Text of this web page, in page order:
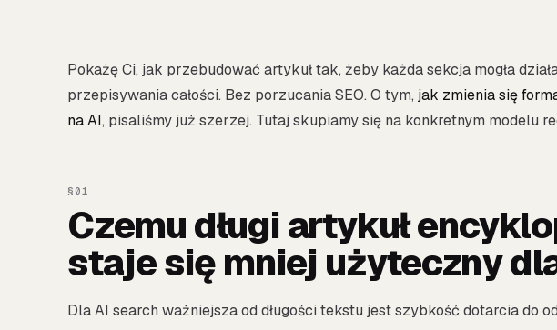
Pokażę Ci, jak przebudować artykuł tak, żeby każda sekcja mogła
przepisywania całości. Bez porzucania SEO. O tym, jak zmienia się
na AI, pisaliśmy już szerzej. Tutaj skupiamy się na konkretnym modelu
Czemu długi artykuł
staje się mniej użyteczny
Dla AI search ważniejsza od długości tekstu jest szybkość dotarcia do